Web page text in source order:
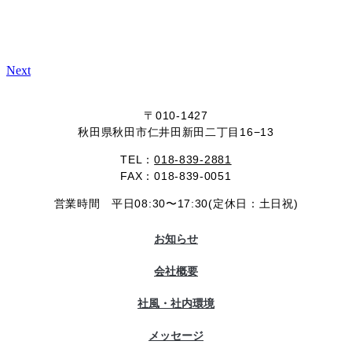
Next
〒010-1427
秋田県秋田市仁井田新田二丁目16−13
TEL：018-839-2881
FAX：018-839-0051
営業時間 平日08:30〜17:30(定休日：土日祝)
お知らせ
会社概要
社風・社内環境
メッセージ